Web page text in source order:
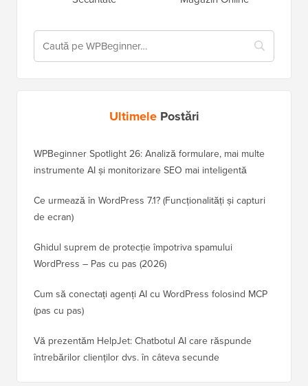
UltimelePostări
WPBeginner Spotlight 26: Analiză formulare, mai multe
instrumente AI și monitorizare SEO mai inteligentă
Ce urmează în WordPress 7.1? (Funcționalități și capturi
de ecran)
Ghidul suprem de protecție împotriva spamului
WordPress – Pas cu pas (2026)
Cum să conectați agenți AI cu WordPress folosind MCP
(pas cu pas)
Vă prezentăm HelpJet: Chatbotul AI care răspunde
întrebărilor clienților dvs. în câteva secunde